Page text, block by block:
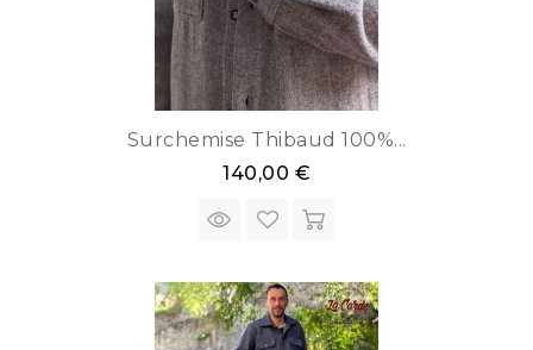
Surchemise Thibaud 100%...
140,00 €